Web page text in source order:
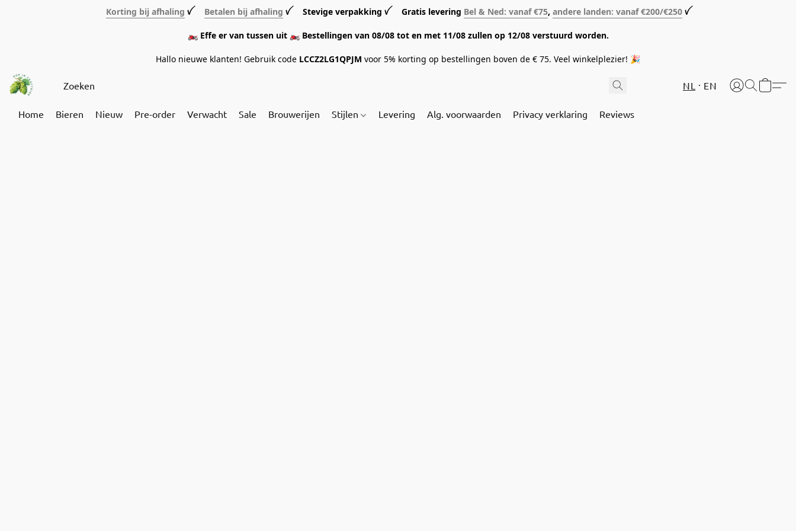
Korting bij afhaling ꪜ Betalen bij afhaling ꪜ Stevige verpakking ꪜ Gratis levering Bel & Ned: vanaf €75, andere landen: vanaf €200/€250 ꪜ
🏍️ Effe er van tussen uit 🏍️ Bestellingen van 08/08 tot en met 11/08 zullen op 12/08 verstuurd worden.
Hallo nieuwe klanten! Gebruik code LCCZ2LG1QPJM voor 5% korting op bestellingen boven de € 75. Veel winkelplezier! 🎉
NL EN
Home Bieren Nieuw Pre-order Verwacht Sale Brouwerijen Stijlen Levering Alg. voorwaarden Privacy verklaring Reviews